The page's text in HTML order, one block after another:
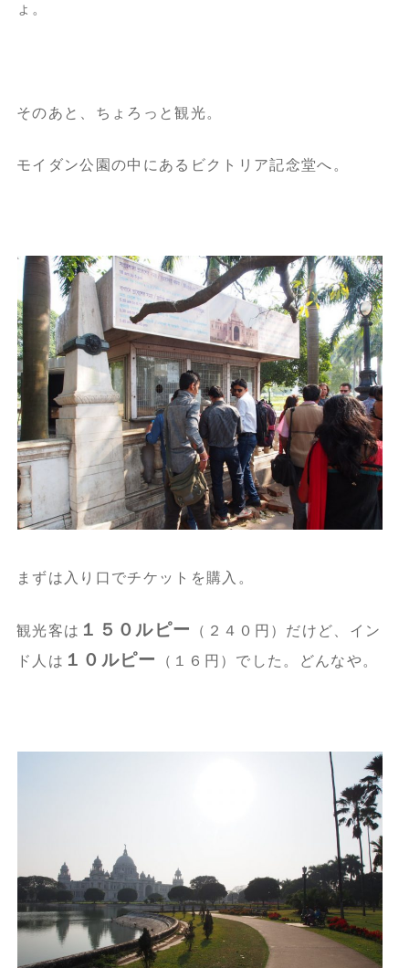
ょ。
そのあと、ちょろっと観光。
モイダン公園の中にあるビクトリア記念堂へ。
まずは入り口でチケットを購入。
観光客は １５０ルピー
（２４０円）だけど、イン
ド人は １０ルピー （１６円）でした。どんなや。